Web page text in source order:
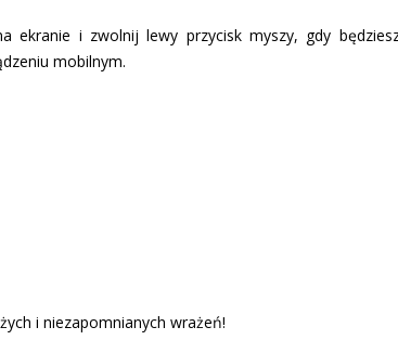
ekranie i zwolnij lewy przycisk myszy, gdy
mobilnym.
i niezapomnianych wrażeń!